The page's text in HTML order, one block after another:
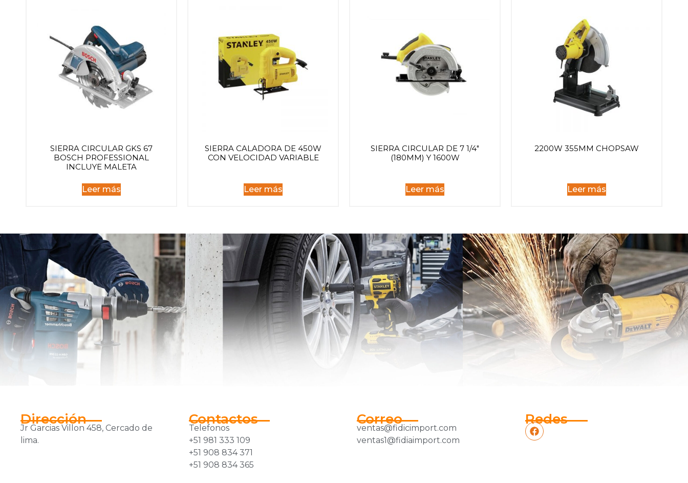
SIERRA CIRCULAR GKS 67
BOSCH PROFESSIONAL
INCLUYE MALETA
Leer más
SIERRA CALADORA DE 450W
CON VELOCIDAD VARIABLE
Leer más
SIERRA CIRCULAR DE 7 1/4″
(180MM) Y 1600W
Leer más
2200W 355MM CHOPSAW
Leer más
Dirección
Jr Garcias Villon 458, Cercado de
lima.
Contactos
Telefonos
+51 981 333 109
+51 908 834 371
+51 908 834 365
Correo
ventas@fidicimport.com
ventas1@fidiaimport.com
Redes